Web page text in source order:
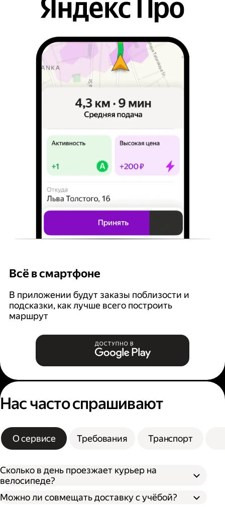
Всё в смартфоне
В приложении будут заказы поблизости и
подсказки, как лучше всего построить
маршрут
Нас часто спрашивают
О сервисе Требования Транспорт
Сколько в день проезжает курьер на
велосипеде?
Можно ли совмещать доставку с учёбой?